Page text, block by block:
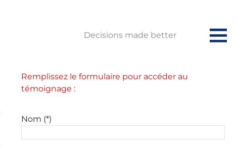
Decisions made better
Remplissez le formulaire pour accéder au
témoignage :
Nom (*)